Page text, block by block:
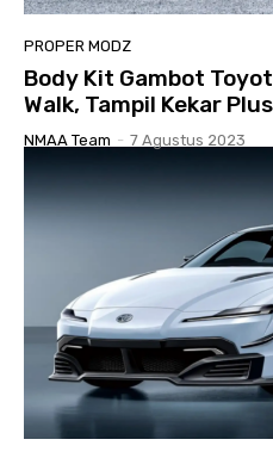
PROPER MODZ
Body Kit Gambot
Walk, Tampil Kekar
NMAA Team - 7 Agustus 2023